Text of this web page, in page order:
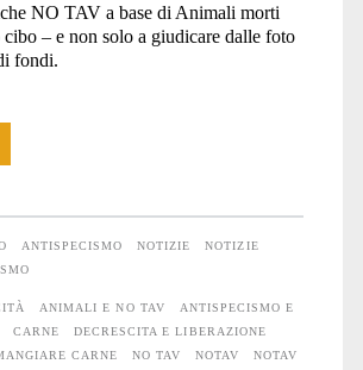
NO TAV a base di Animali morti
– e non solo a giudicare dalle foto
fondi.
ANTISPECISMO NOTIZIE
NOTIZIE
ANIMALI E NO TAV
ANTISPECISMO E
CARNE
DECRESCITA E LIBERAZIONE
CARNE NO TAV NOTAV
NOTAV